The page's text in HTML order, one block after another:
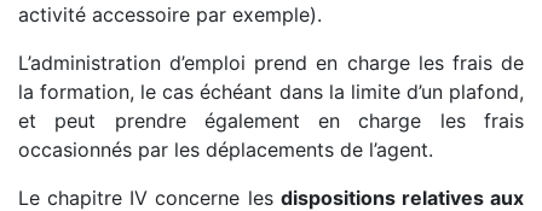
activité accessoire par exemple).
L’administration d’emploi prend en charge les frais de
la formation, le cas échéant dans la limite d’un plafond,
et peut prendre également en charge les frais
occasionnés par les déplacements de l’agent.
Le chapitre IV concerne les dispositions relatives aux